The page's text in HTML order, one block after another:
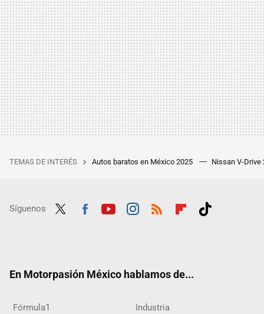
TEMAS DE INTERÉS Autos baratos en México 2025 Nissan V-Drive
Síguenos
En Motorpasión México hablamos de...
Fórmula1 Industria